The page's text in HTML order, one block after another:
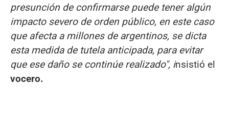
presunción de confirmarse puede tener algún
impacto severo de orden público, en este caso
que afecta a millones de argentinos, se dicta
esta medida de tutela anticipada, para evitar
que ese daño se continúe realizado", insistió el
vocero.